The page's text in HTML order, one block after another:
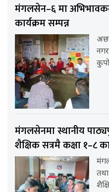
मंगलसेन–६ मा
कार्यक्रम सम्पन्न
मंगलसेनमा स्थानीय
शैक्षिक सत्रमै कक्षा १–८